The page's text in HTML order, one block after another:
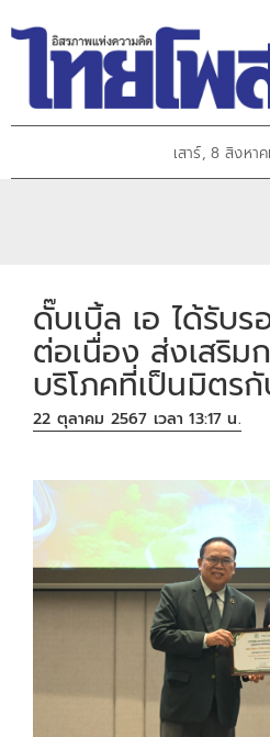
เสาร์, 8 สิงหา
ดั๊บเบิ้ล เอ ได้รับร
ต่อเนื่อง ส่งเสริม
บริโภคที่เป็นมิตร
22 ตุลาคม 2567 เวลา 13:17 น.